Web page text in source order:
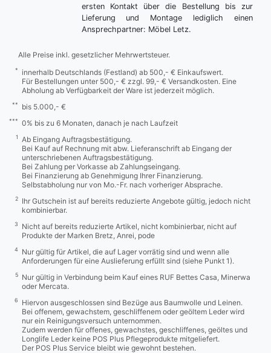
ersten Kontakt über die Bestellung bis zur
Lieferung und Montage lediglich einen
Ansprechpartner: Möbel Letz.
Alle Preise inkl. gesetzlicher Mehrwertsteuer.
*
innerhalb Deutschlands (Festland) ab 500,- € Einkaufswert.
Für Bestellungen unter 500,- € zzgl. 99,- € Versandkosten. Eine
Abholung ab Verfügbarkeit der Ware ist jederzeit möglich.
** bis 5.000,- €
*** 0% bis zu 6 Monaten, danach je nach Laufzeit
1
Ab Eingang Auftragsbestätigung.
Bei Kauf auf Rechnung mit abw. Lieferanschrift ab Eingang der
unterschriebenen Auftragsbestätigung.
Bei Zahlung per Vorkasse ab Zahlungseingang.
Bei Finanzierung ab Genehmigung Ihrer Finanzierung.
Selbstabholung nur von Mo.-Fr. nach vorheriger Absprache.
2
Ihr Gutschein ist auf bereits reduzierte Angebote gültig, jedoch nicht
kombinierbar.
3
Nicht auf bereits reduzierte Artikel, nicht kombinierbar, nicht auf
Produkte der Marken Bretz, Anrei, pode
4
Nur gültig für Artikel, die auf Lager vorrätig sind und wenn alle
Anforderungen für eine Auslieferung erfüllt sind (siehe Punkt 1).
5
Nur gültig in Verbindung beim Kauf eines RUF Bettes Casa, Minerwa
oder Mercata.
6
Hiervon ausgeschlossen sind Bezüge aus Baumwolle und Leinen.
Bei offenem, gewachstem, geschliffenem oder geöltem Leder wird
nur ein Reinigungsversuch unternommen.
Zudem werden für offenes, gewachstes, geschliffenes, geöltes und
Longlife Leder keine POS Plus Pflegeprodukte mitgeliefert.
Der POS Plus Service bleibt wie gewohnt bestehen.